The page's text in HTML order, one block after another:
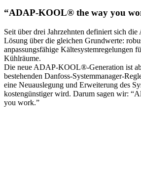
“ADAP-KOOL® the way you
Seit über drei Jahrzehnten definiert sich
Lösung über die gleichen Grundwerte:
anpassungsfähige Kältesystemregelungen
Kühlräume.
Die neue ADAP-KOOL®-Generation ist
bestehenden Danfoss-Systemmanager-
eine Neuauslegung und Erweiterung des
kostengünstiger wird. Darum sagen wir:
you work.”